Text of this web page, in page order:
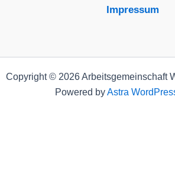
Impressum
Copyright © 2026 Arbeitsgemeinschaft
Powered byAstra